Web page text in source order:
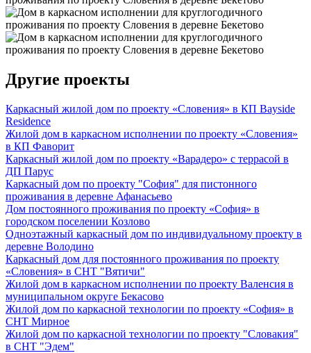
Другие проекты
Каркасный жилой дом по проекту «Словения» в КП Bayside
Residence
Жилой дом в каркасном исполнении по проекту «Словения»
в КП Фаворит
Каркасный жилой дом по проекту «Варадеро» с террасой в
ДП Парус
Каркасный дом по проекту "София" для пистонного
проживания в деревне Афанасьево
Дом постоянного проживания по проекту «София» в
городском поселении Козлово
Одноэтажный каркасный дом по индивидуальному проекту в
деревне Володино
Каркасный дом для постоянного проживания по проекту
«Словения» в СНТ "Вятичи"
Жилой дом в каркасном исполнении по проекту Валенсия в
муниципальном округе Бекасово
Жилой дом по каркасной технологии по проекту «София» в
СНТ Мирное
Жилой дом по каркасной технологии по проекту "Словакия"
в СНТ "Эдем"